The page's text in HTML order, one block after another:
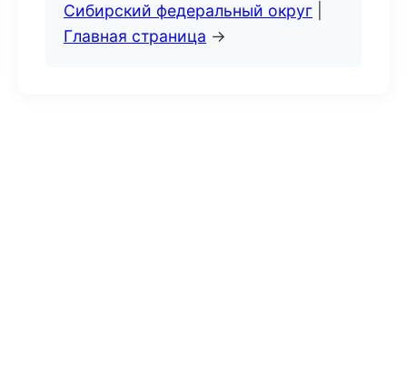
Сибирский федеральный округ
Главная страница →